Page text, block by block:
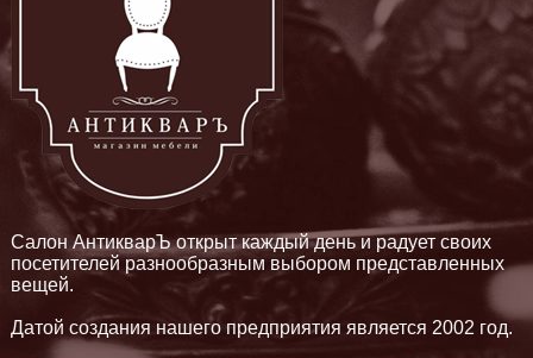
Салон АнтикварЪ открыт каждый день и радует своих
посетителей разнообразным выбором представленных
вещей.
Датой создания нашего предприятия является 2002 год.